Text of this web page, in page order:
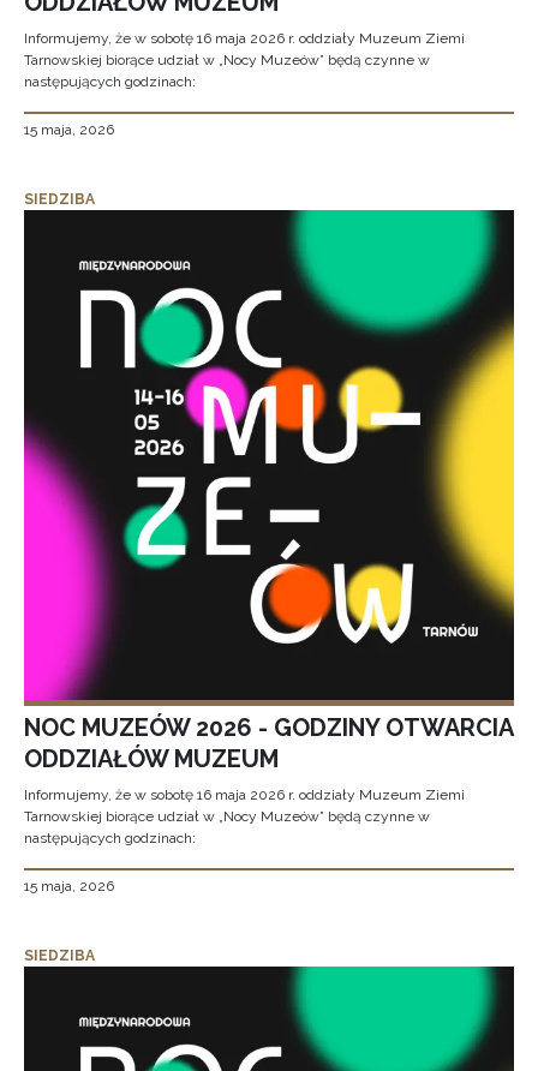
Informujemy, że w sobotę 16 maja 2026 r. oddziały Muzeum Ziemi
Tarnowskiej biorące udział w „Nocy Muzeów” będą czynne w
następujących godzinach:
15 maja, 2026
SIEDZIBA
NOC MUZEÓW 2026 - GODZINY OTWARCIA
ODDZIAŁÓW MUZEUM
Informujemy, że w sobotę 16 maja 2026 r. oddziały Muzeum Ziemi
Tarnowskiej biorące udział w „Nocy Muzeów” będą czynne w
następujących godzinach:
15 maja, 2026
SIEDZIBA